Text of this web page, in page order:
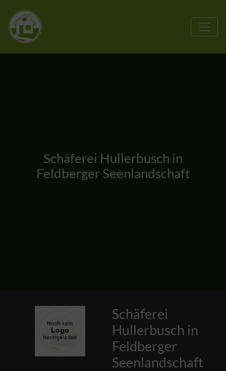
Schäferei Hullerbusch in
Feldberger Seenlandschaft
Schäferei
Hullerbusch in
Feldberger
Seenlandschaft